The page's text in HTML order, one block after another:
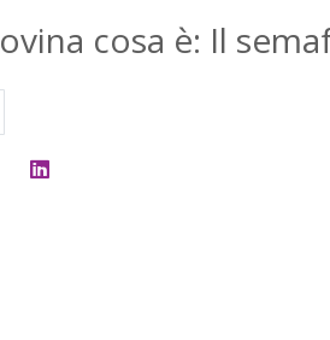
cosa è: Il
precedente: La Chicciola